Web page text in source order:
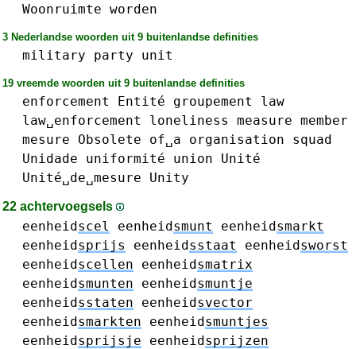
Woonruimte worden
3 Nederlandse woorden uit 9 buitenlandse definities
military party unit
19 vreemde woorden uit 9 buitenlandse definities
enforcement Entité groupement
law
law␣enforcement
loneliness measure member
mesure
Obsolete of␣a organisation
squad
Unidade
uniformité union
Unité
Unité␣de␣mesure
Unity
22 achtervoegsels
eenheidscel eenheidsmunt eenheidsmarkt
eenheidsprijs eenheidsstaat eenheidsworst
eenheidscellen eenheidsmatrix
eenheidsmunten eenheidsmuntje
eenheidsstaten eenheidsvector
eenheidsmarkten eenheidsmuntjes
eenheidsprijsje eenheidsprijzen